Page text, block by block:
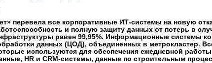
перевела все корпоративные ИТ-системы на новую
и полную защиту данных от потерь в
равен 99,95%. Информационные системы
данных (ЦОД), объединенных в метрокластер.
используются для обеспечения ежедневной
HR и CRM-системы, данные по строительным